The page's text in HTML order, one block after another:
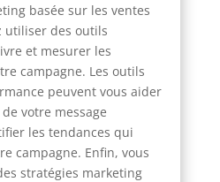
basée sur les ventes
utiliser des outils
et mesurer les
campagne. Les outils
peuvent vous aider
votre message
les tendances qui
campagne. Enfin, vous
stratégies marketing